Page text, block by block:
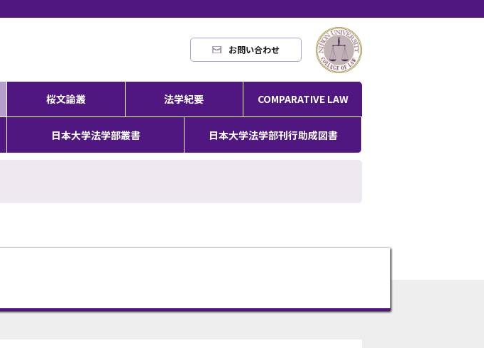
お問い合わせ
桜文論叢 法学紀要 COMPARATIVE LAW
日本大学法学部叢書 日本大学法学部刊行助成図書